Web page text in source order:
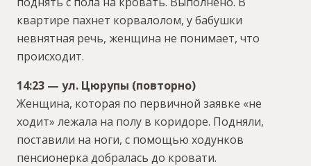
квартире пахнет корвалолом, у бабушки
невнятная речь, женщина не понимает, что
происходит.
14:23 — ул. Цюрупы (повторно)
Женщина, которая по первичной заявке «не
ходит» лежала на полу в коридоре. Подняли,
поставили на ноги, с помощью ходунков
пенсионерка добралась до кровати.